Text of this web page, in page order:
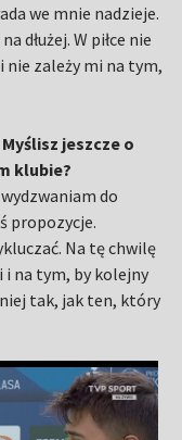
we mnie nadzieje.
dłużej. W piłce nie
nie zależy mi na tym,
jeszcze o
klubie?
do
propozycje.
Na tę chwilę
i na tym, by kolejny
tak, jak ten, który